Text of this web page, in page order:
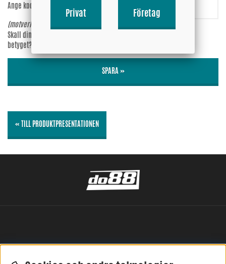
Ange koden:
(motverkar spam)
Skall din epost-adress synas vid
betyget?
SPARA »
« TILL PRODUKTPRESENTATIONEN
Privat Företag